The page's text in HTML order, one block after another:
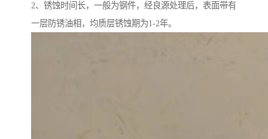
2、锈蚀时间长，一般为钢件，经良源处理后，表面带有
一层防锈油相，均质层锈蚀期为1-2年。